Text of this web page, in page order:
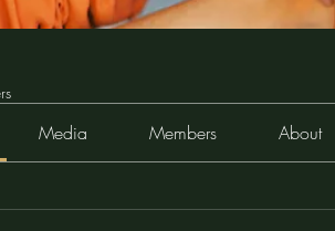
Media Members About